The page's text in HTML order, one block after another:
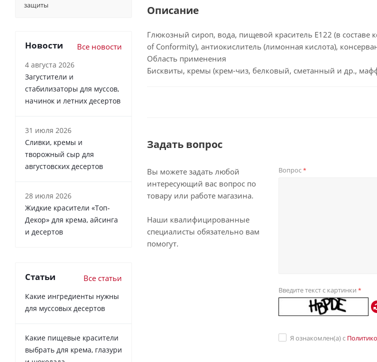
Описание
Глюкозный сироп, вода, пищевой краситель Е122 (в составе
of Conformity), антиокислитель (лимонная кислота),
Область применения
Бисквиты, кремы (крем-чиз, белковый, сметанный и др.,
Задать вопрос
Вы можете задать любой
интересующий вас вопрос по
товару или работе магазина.
Наши квалифицированные
специалисты обязательно вам
помогут.
Вопрос*
Введите текст с картинки *
Я ознакомлен(а) с
защиты
Новости Все новости
4 августа 2026
Загустители и
стабилизаторы для муссов,
начинок и летних десертов
31 июля 2026
Сливки, кремы и
творожный сыр для
августовских десертов
28 июля 2026
Жидкие красители «Топ-
Декор» для крема, айсинга
и десертов
Статьи Все статьи
Какие ингредиенты нужны
для муссовых десертов
Какие пищевые красители
выбрать для крема, глазури